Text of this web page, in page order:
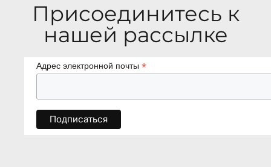
Присоединитесь к
нашей рассылке
Адрес электронной почты *